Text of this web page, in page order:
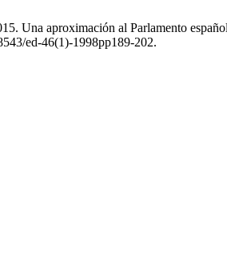
Una aproximación al Parlamento
ed-46(1)-1998pp189-202.